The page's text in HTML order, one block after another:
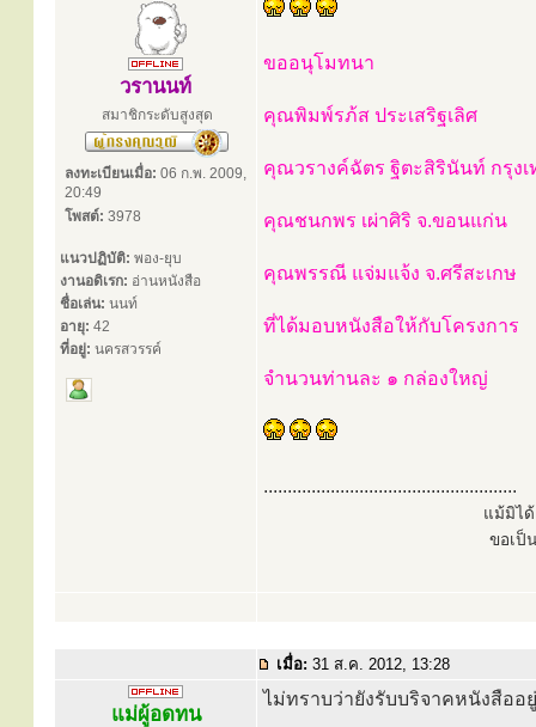
วรานนท์
สมาชิกระดับสูงสุด
ลงทะเบียนเมื่อ: 06 ก.พ. 2009,
20:49
โพสต์: 3978
แนวปฏิบัติ: พอง-ยุบ
งานอดิเรก: อ่านหนังสือ
ชื่อเล่น: นนท์
อายุ: 42
ที่อยู่: นครสวรรค์
ขออนุโมทนา
คุณพิมพ์รภ้ส ประเสริฐเลิศ
คุณวรางค์ฉัตร ฐิตะสิรินันท์ กรุงเ
คุณชนกพร เผ่าศิริ จ.ขอนแก่น
คุณพรรณี แจ่มแจ้ง จ.ศรีสะเกษ
ที่ได้มอบหนังสือให้กับโครงการ
จำนวนท่านละ ๑ กล่องใหญ่
.....................................................
แม้มิได้
ขอเป็
เมื่อ: 31 ส.ค. 2012, 13:28
แม่ผู้อดทน
ไม่ทราบว่ายังรับบริจาคหนังสืออ